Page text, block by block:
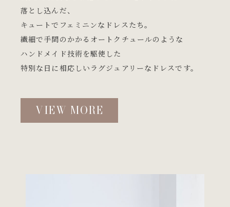
落とし込んだ、
キュートでフェミニンなドレスたち。
繊細で手間のかかるオートクチュールのような
ハンドメイド技術を駆使した
特別な日に相応しいラグジュアリーなドレスです。
VIEW MORE